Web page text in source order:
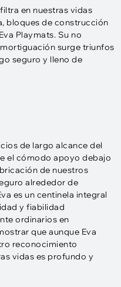
en nuestras vidas
bloques de construcción
Playmats. Su no
surge triunfos
seguro y lleno de
de largo alcance del
el cómodo apoyo debajo
de nuestros
alrededor de
es un centinela integral
y fiabilidad
ordinarios en
que aunque Eva
reconocimiento
vidas es profundo y